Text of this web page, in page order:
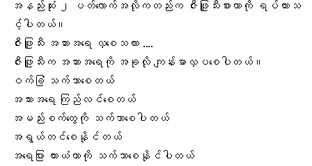
အနည်းဆုံး ၂ ပတ်လောက်အလိုကတည်းက ဇီးဖြူသီးစားတာကို ရပ်ထားသ
င့်ပါတယ်။
ဇီးဖြူသီး အသားအရေ လှစေသလား ....
ဇီးဖြူသီးက အသားအရေကို အခုလို ကျန်းမာလှပစေပါတယ်။
ဝက်ခြံ သက်သာစေတယ်
အသားအရေ ကြည်လင်စေတယ်
အမည်းစက်တွေကို သက်သာစေပါတယ်
အရွယ်တင်စေနိုင်တယ်
အရေပြား ယားယံတာကို သက်သာစေနိုင်ပါတယ်